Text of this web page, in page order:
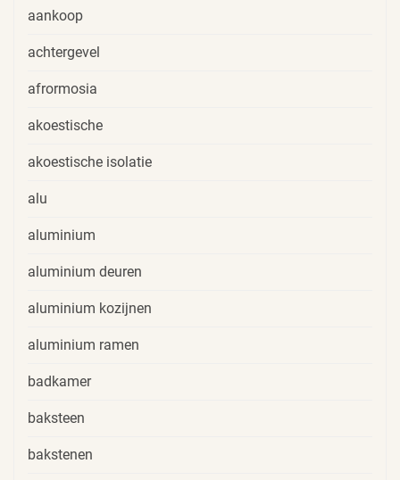
aankoop
achtergevel
afrormosia
akoestische
akoestische isolatie
alu
aluminium
aluminium deuren
aluminium kozijnen
aluminium ramen
badkamer
baksteen
bakstenen